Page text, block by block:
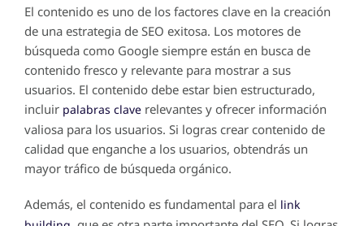
El contenido es uno de los factores clave en la creación
de una estrategia de SEO exitosa. Los motores de
búsqueda como Google siempre están en busca de
contenido fresco y relevante para mostrar a sus
usuarios. El contenido debe estar bien estructurado,
incluir palabras clave relevantes y ofrecer información
valiosa para los usuarios. Si logras crear contenido de
calidad que enganche a los usuarios, obtendrás un
mayor tráfico de búsqueda orgánico.
Además, el contenido es fundamental para el link